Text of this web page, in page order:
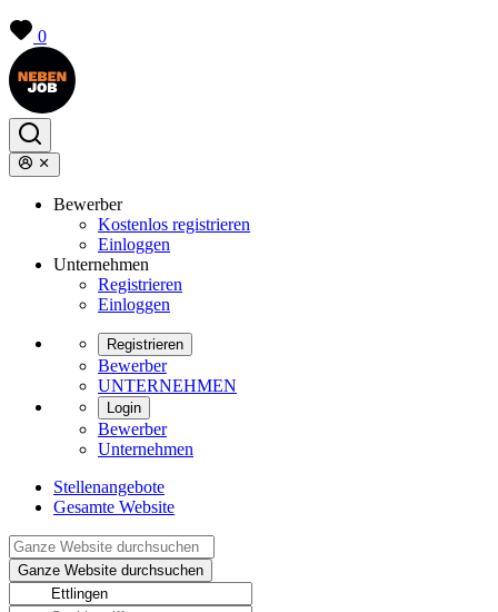
0
Bewerber
Kostenlos registrieren
Einloggen
Unternehmen
Registrieren
Einloggen
Registrieren
Bewerber
UNTERNEHMEN
Login
Bewerber
Unternehmen
Stellenangebote
Gesamte Website